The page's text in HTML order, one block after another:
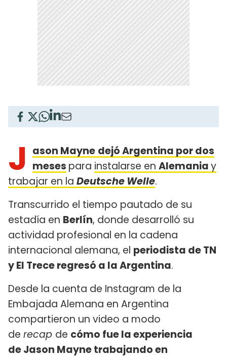
J ason Mayne dejó Argentina por dos
meses para instalarse en Alemaniay
trabajar en la Deutsche Welle.
Transcurrido el tiempo pautado de su
estadía en Berlín, donde desarrolló su
actividad profesional en la cadena
internacional alemana, el periodista de TN
y El Trece regresó a la Argentina.
Desde la cuenta de Instagram de la
Embajada Alemana en Argentina
compartieron un video a modo
de recap de cómo fue la experiencia
de Jason Mayne trabajando en